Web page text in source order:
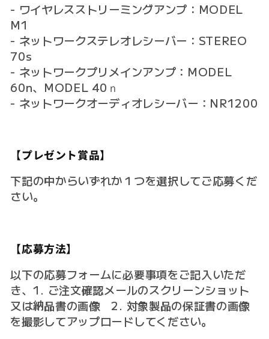
- ワイヤレスストリーミングアンプ：MODEL
M1
- ネットワークステレオレシーバー：STEREO
70s
- ネットワークプリメインアンプ：MODEL
60n、MODEL 40ｎ
- ネットワークオーディオレシーバー：NR1200
【プレゼント賞品】
下記の中からいずれか１つを選択してご応募くだ
さい。
【応募方法】
以下の応募フォームに必要事項をご記入いただ
き、1. ご注文確認メールのスクリーンショット
又は納品書の画像 2. 対象製品の保証書の画像
を撮影してアップロードしてください。